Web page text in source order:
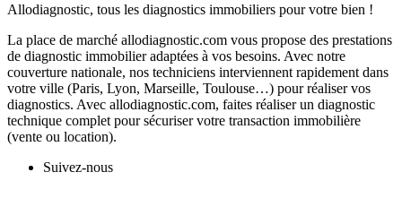
Allodiagnostic, tous les diagnostics immobiliers pour votre bien !
La place de marché allodiagnostic.com vous propose des prestations
de diagnostic immobilier adaptées à vos besoins. Avec notre
couverture nationale, nos techniciens interviennent rapidement dans
votre ville (Paris, Lyon, Marseille, Toulouse…) pour réaliser vos
diagnostics. Avec allodiagnostic.com, faites réaliser un diagnostic
technique complet pour sécuriser votre transaction immobilière
(vente ou location).
Suivez-nous